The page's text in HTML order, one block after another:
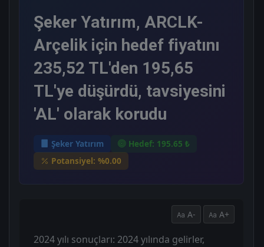
Şeker Yatırım, ARCLK-
Arçelik için hedef fiyatını
235,52 TL'den 195,65
TL'ye düşürdü, tavsiyesini
'AL' olarak korudu
Şeker Yatırım
Hedef: 195.65 ₺
Potansiyel: %0.00
A- A+
2024 yılı sonuçları: 2024 yılında gelirler,